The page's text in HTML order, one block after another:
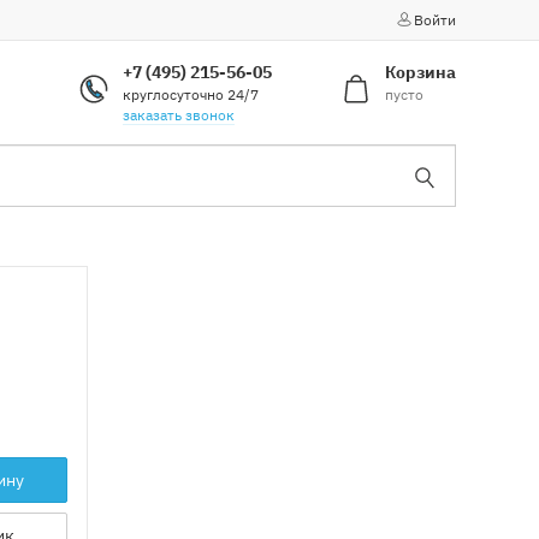
Войти
+7 (495) 215-56-05
круглосуточно 24/7
заказать звонок
Корзина
пусто